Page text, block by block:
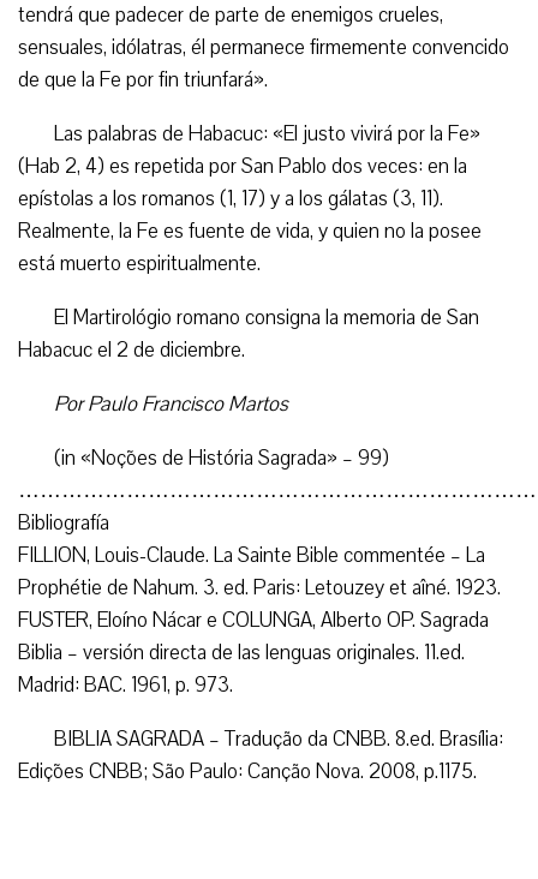
tendrá que padecer de parte de enemigos crueles,
sensuales, idólatras, él permanece firmemente convencido
de que la Fe por fin triunfará».
Las palabras de Habacuc: «El justo vivirá por la Fe»
(Hab 2, 4) es repetida por San Pablo dos veces: en la
epístolas a los romanos (1, 17) y a los gálatas (3, 11).
Realmente, la Fe es fuente de vida, y quien no la posee
está muerto espiritualmente.
El Martirológio romano consigna la memoria de San
Habacuc el 2 de diciembre.
Por Paulo Francisco Martos
(in «Noções de História Sagrada» – 99)
Bibliografía
FILLION, Louis-Claude. La Sainte Bible commentée – La
Prophétie de Nahum. 3. ed. Paris: Letouzey et aîné. 1923.
FUSTER, Eloíno Nácar e COLUNGA, Alberto OP. Sagrada
Biblia – versión directa de las lenguas originales. 11.ed.
Madrid: BAC. 1961, p. 973.
BIBLIA SAGRADA – Tradução da CNBB. 8.ed. Brasília:
Edições CNBB; São Paulo: Canção Nova. 2008, p.1175.